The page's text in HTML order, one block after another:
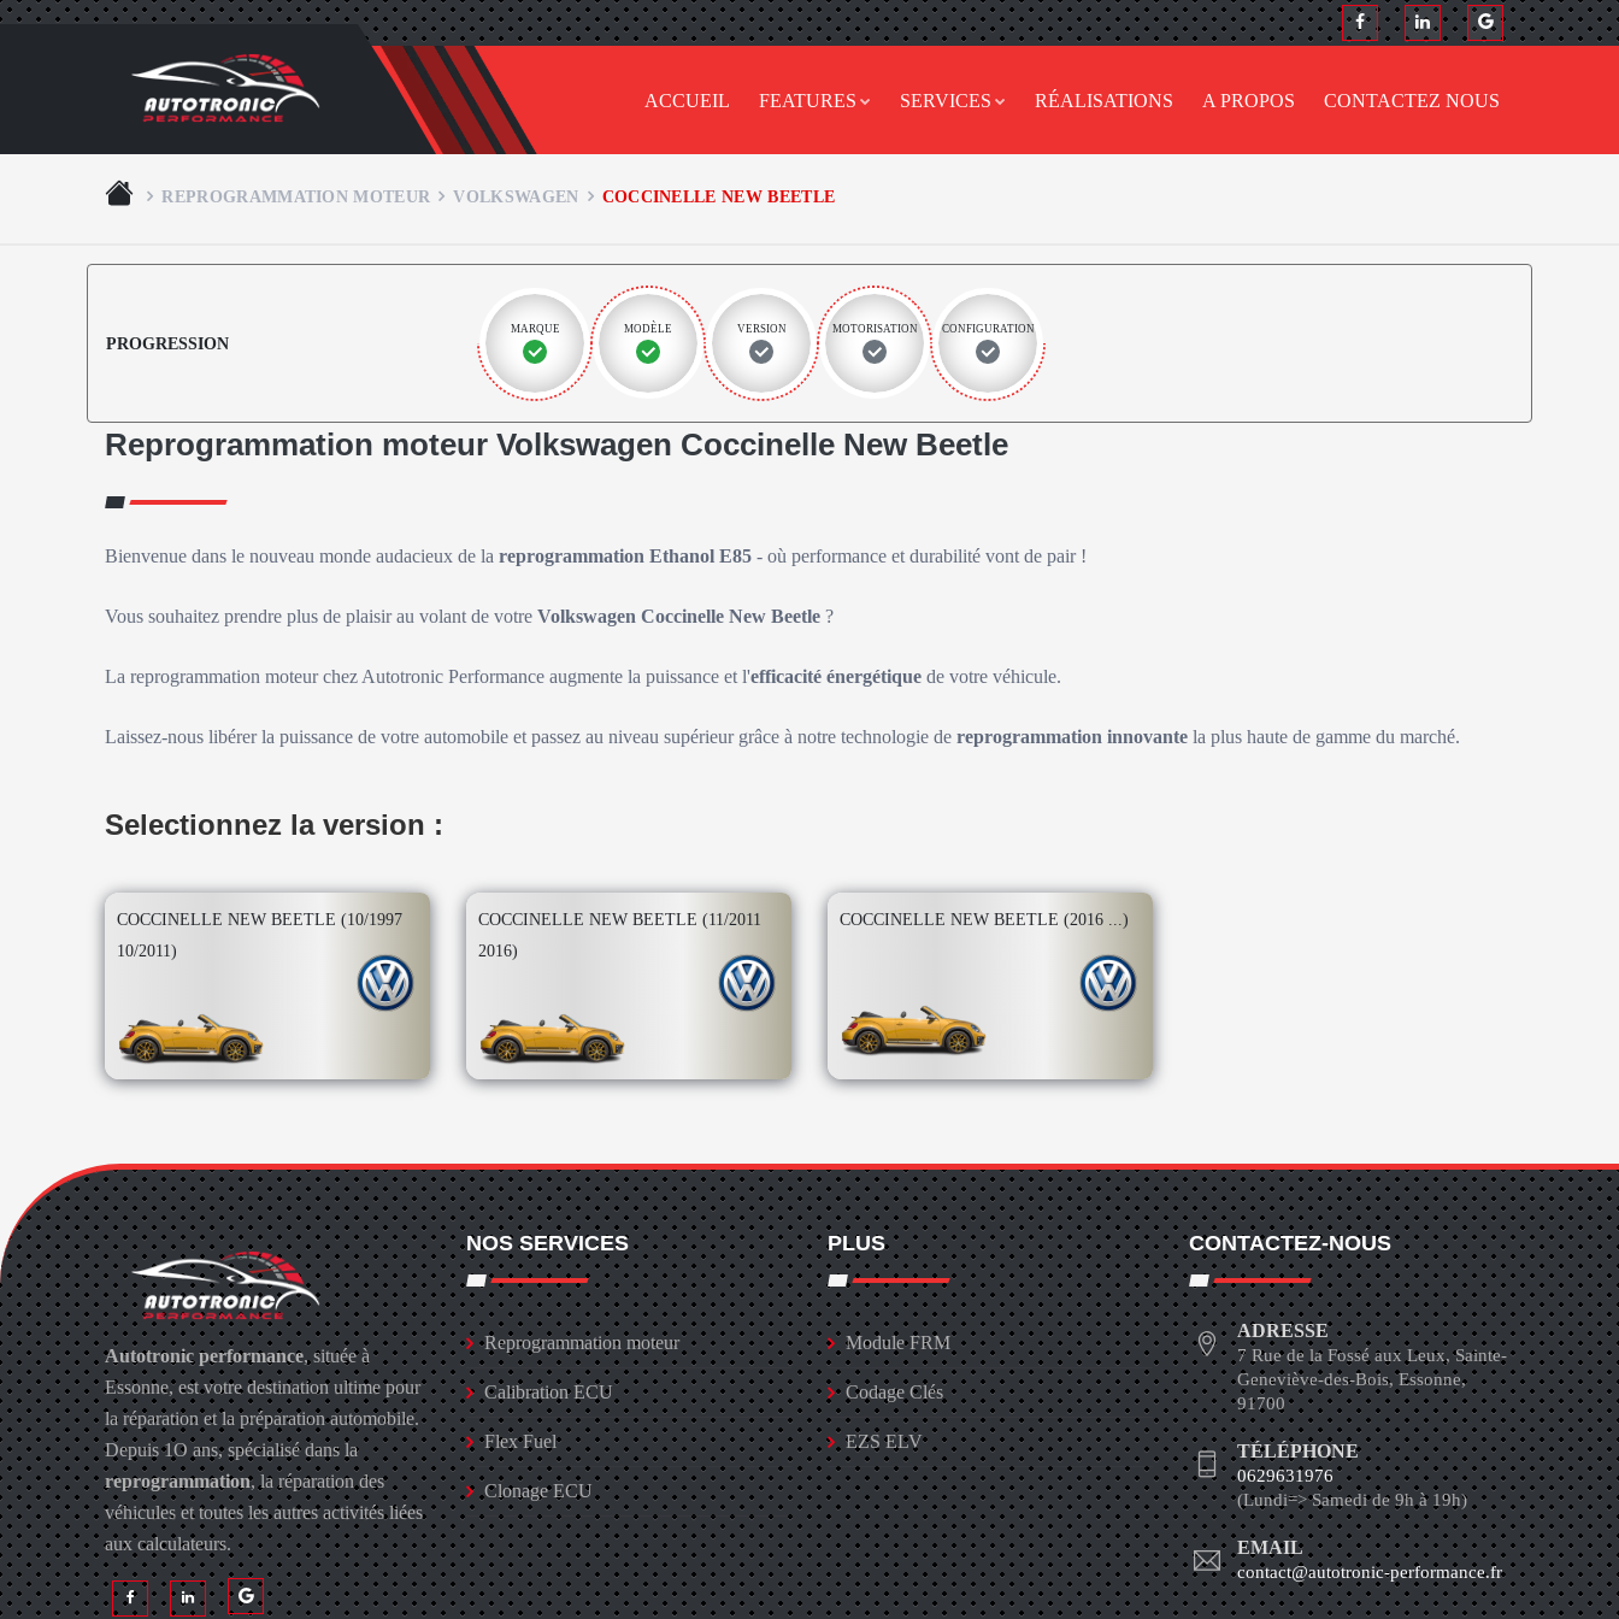
ACCUEIL FEATURES SERVICES RÉALISATIONS A PROPOS CONTACTEZ NOUS
REPROGRAMMATION MOTEUR VOLKSWAGEN COCCINELLE NEW BEETLE
PROGRESSION
MARQUE MODÈLE VERSION MOTORISATION CONFIGURATION
Reprogrammation moteur Volkswagen Coccinelle New Beetle
Bienvenue dans le nouveau monde audacieux de la reprogrammation Ethanol E85 - où performance et durabilité vont de pair !
Vous souhaitez prendre plus de plaisir au volant de votre Volkswagen Coccinelle New Beetle ?
La reprogrammation moteur chez Autotronic Performance augmente la puissance et l'efficacité énergétique de votre véhicule.
Laissez-nous libérer la puissance de votre automobile et passez au niveau supérieur grâce à notre technologie de reprogrammation innovante la plus haute de gamme du marché.
Selectionnez la version :
COCCINELLE NEW BEETLE (10/1997
10/2011)
COCCINELLE NEW BEETLE (11/2011
2016)
COCCINELLE NEW BEETLE (2016 ...)
Autotronic performance, située à
Essonne, est votre destination ultime pour
la réparation et la préparation automobile.
Depuis 1O ans, spécialisé dans la
reprogrammation, la réparation des
véhicules et toutes les autres activités liées
aux calculateurs.
NOS SERVICES
Reprogrammation moteur
Calibration ECU
Flex Fuel
Clonage ECU
PLUS
Module FRM
Codage Clés
EZS ELV
CONTACTEZ-NOUS
ADRESSE
7 Rue de la Fossé aux Leux, Sainte-
Geneviève-des-Bois, Essonne,
91700
TÉLÉPHONE
0629631976
(Lundi=> Samedi de 9h à 19h)
EMAIL
contact@autotronic-performance.fr